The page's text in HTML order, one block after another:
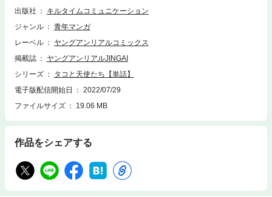
出版社
キルタイムコミュニケーション
ジャンル
青年マンガ
レーベル
ヤングアンリアルコミックス
掲載誌
ヤングアンリアルJINGAI
シリーズ
タコと天使たち【単話】
電子版配信開始日
2022/07/29
ファイルサイズ
19.06 MB
作品をシェアする